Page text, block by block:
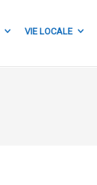
VIE LOCALE